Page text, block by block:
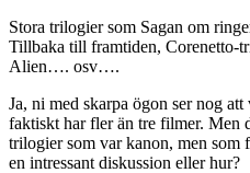
Stora trilogier som Sagan om
Tillbaka till framtiden, Corenetto-
Alien…. osv….
Ja, ni med skarpa ögon ser nog
faktiskt har fler än tre filmer. Men
trilogier som var kanon, men
en intressant diskussion eller hur?